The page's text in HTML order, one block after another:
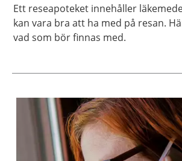
Ett reseapoteket innehåller
kan vara bra att ha med på resan.
vad som bör finnas med.
Aktuella artiklar